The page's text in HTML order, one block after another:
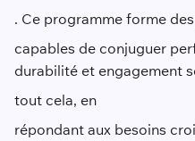
. Ce programme forme
capables de conjuguer
durabilité et engagement
tout cela, en
répondant aux besoins